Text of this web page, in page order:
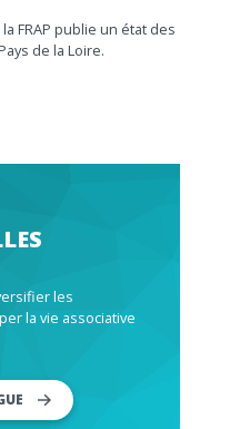
FRAP publie un état des
de la Loire.
les
la vie associative